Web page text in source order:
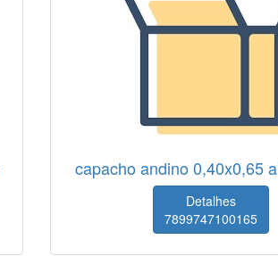
capacho andino 0,40x0,65
Detalhes
7899747100165